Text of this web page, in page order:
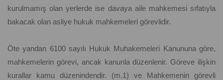
kurulmamış olan yerlerde ise davaya aile mahkemesi sıfatıyla
bakacak olan asliye hukuk mahkemeleri görevlidir.
Öte yandan 6100 sayılı Hukuk Muhakemeleri Kanununa göre,
mahkemelerin görevi, ancak kanunla düzenlenir. Göreve ilişkin
kurallar kamu düzenindendir. (m.1) ve Mahkemenin görevli